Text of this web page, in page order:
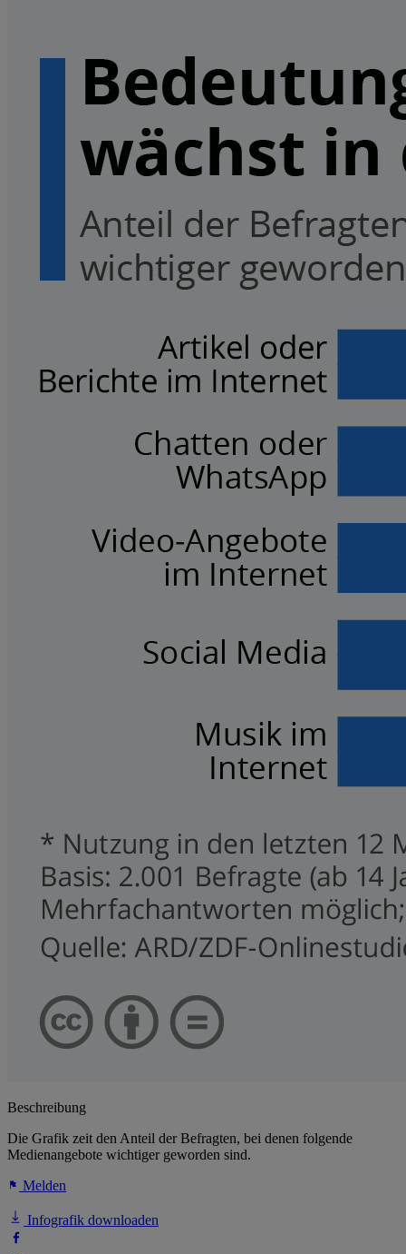
Beschreibung
Die Grafik zeit den Anteil der Befragten, bei denen folgende
Medienangebote wichtiger geworden sind.
Melden
Infografik downloaden